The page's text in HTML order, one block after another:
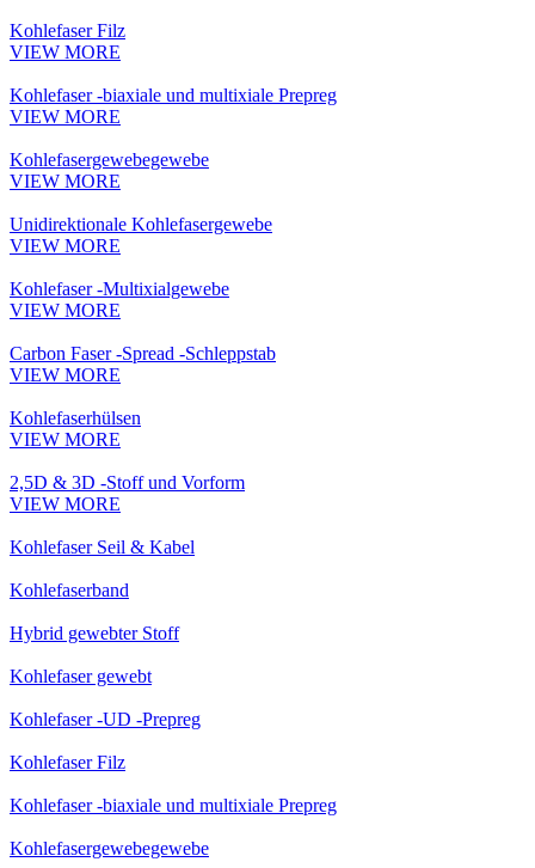
Kohlefaser Filz
VIEW MORE
Kohlefaser -biaxiale und multixiale Prepreg
VIEW MORE
Kohlefasergewebegewebe
VIEW MORE
Unidirektionale Kohlefasergewebe
VIEW MORE
Kohlefaser -Multixialgewebe
VIEW MORE
Carbon Faser -Spread -Schleppstab
VIEW MORE
Kohlefaserhülsen
VIEW MORE
2,5D & 3D -Stoff und Vorform
VIEW MORE
Kohlefaser Seil & Kabel
Kohlefaserband
Hybrid gewebter Stoff
Kohlefaser gewebt
Kohlefaser -UD -Prepreg
Kohlefaser Filz
Kohlefaser -biaxiale und multixiale Prepreg
Kohlefasergewebegewebe